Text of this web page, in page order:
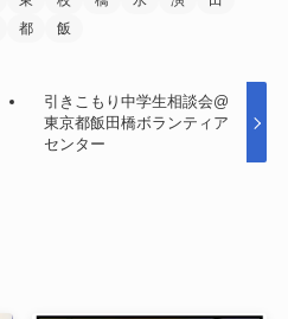
都 飯
引きこもり中学生相談会@
東京都飯田橋ボランティア
センター